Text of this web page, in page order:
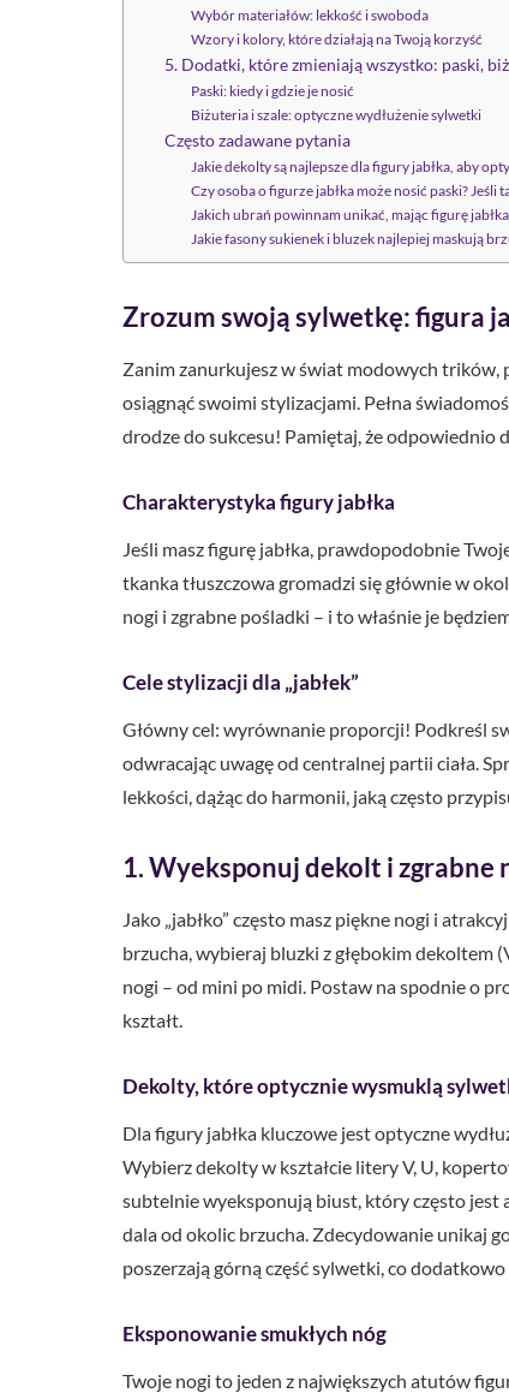
Wybór materiałów: lekkość i swoboda
Wzory i kolory, które działają na Twoją korzyść
5. Dodatki, które zmieniają wszystko: paski,
Paski: kiedy i gdzie je nosić
Biżuteria i szale: optyczne wydłużenie sylwetki
Często zadawane pytania
Jakie dekolty są najlepsze dla figury jabłka, aby
Czy osoba o figurze jabłka może nosić paski? Jeśli
Jakich ubrań powinnam unikać, mając figurę
Jakie fasony sukienek i bluzek najlepiej maskują
Zrozum swoją sylwetkę: figura
Zanim zanurkujesz w świat modowych trików,
osiągnąć swoimi stylizacjami. Pełna
drodze do sukcesu! Pamiętaj, że odpowiednio
Charakterystyka figury jabłka
Jeśli masz figurę jabłka, prawdopodobnie
tkanka tłuszczowa gromadzi się głównie w
nogi i zgrabne pośladki – i to właśnie je
Cele stylizacji dla „jabłek”
Główny cel: wyrównanie proporcji! Podkreśl
odwracając uwagę od centralnej partii ciała.
lekkości, dążąc do harmonii, jaką często
1. Wyeksponuj dekolt i zgrabne
Jako „jabłko” często masz piękne nogi i
brzucha, wybieraj bluzki z głębokim dekoltem
nogi – od mini po midi. Postaw na spodnie o
kształt.
Dekolty, które optycznie wysmuklą
Dla figury jabłka kluczowe jest optyczne
Wybierz dekolty w kształcie litery V, U,
subtelnie wyeksponują biust, który często jest
dala od okolic brzucha. Zdecydowanie unikaj
poszerzają górną część sylwetki, co
Eksponowanie smukłych nóg
Twoje nogi to jeden z największych atutów